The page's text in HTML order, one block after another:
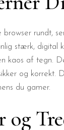
rundt,
stærk, digital
kaos af tegn.
og
du gamer.
og